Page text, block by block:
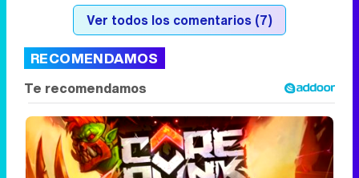
Ver todos los comentarios (7)
RECOMENDAMOS